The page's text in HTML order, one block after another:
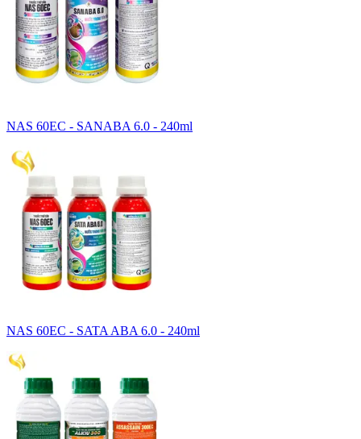
NAS 60EC - SANABA 6.0 - 240ml
NAS 60EC - SATA ABA 6.0 - 240ml